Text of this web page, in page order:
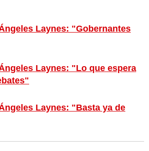
Laynes: "Gobernantes
Laynes: "Lo que espera
Laynes: "Basta ya de